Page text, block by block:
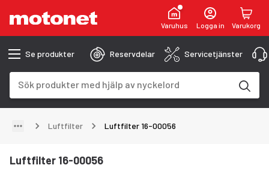
Varuhus Logga in Varukorg
Se produkter Reservdelar Servicetjänster
Luftfilter Luftfilter 16-00056
Luftfilter 16-00056